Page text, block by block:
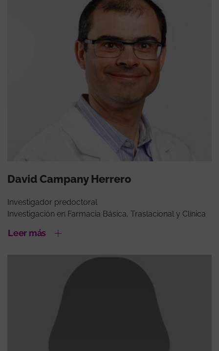
David Campany Herrero
Investigador predoctoral
Investigación en Farmacia Básica, Traslacional y Clínica
Leer más